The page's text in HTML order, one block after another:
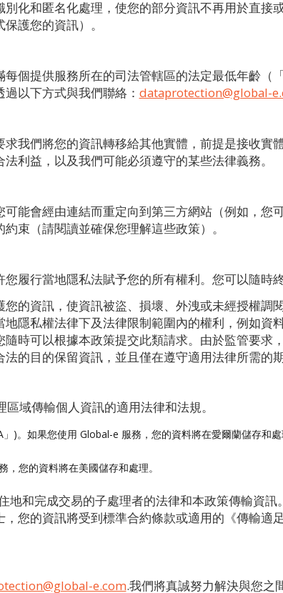
化和匿名化處理，使您的部分資訊不再用於直接
護您的資訊）。
個提供服務所在的司法管轄區的法定最低年齡（
以下方式與我們聯絡： dataprotection@global-
我們將您的資訊轉移給其他實體，前提是接收實
利益，以及我們可能必須遵守的某些法律義務。
能會經由連結而重定向到第三方網站（例如，您
束（請閱讀並確保您理解這些政策）。
履行當地隱私法賦予您的所有權利。您可以隨時
的資訊，使資訊被盜、損壞、外洩或未經授權調
隱私權法律下及法律限制範圍內的權利，例如資
時可以根據本政策提交此類請求。由於監管要求
的目的保留資訊，並且僅在遵守適用法律所需的
域傳輸個人資訊的適用法律和法規。
)。如果您使用 Global-e 服務，您的資料將在愛爾蘭儲存和處
，您的資料將在美國儲存和處理。
地和完成交易的子處理者的法律和本政策傳輸資
您的資訊將受到標準合約條款或適用的《傳輸適
e.com.我們將真誠努力解決與您之